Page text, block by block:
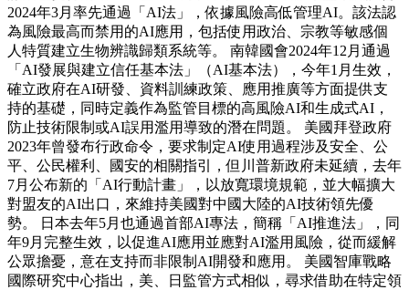
2024年3月率先通過「AI法」，依據風險高低管理AI。該法認
為風險最高而禁用的AI應用，包括使用政治、宗教等敏感個
人特質建立生物辨識歸類系統等。 南韓國會2024年12月通過
「AI發展與建立信任基本法」（AI基本法），今年1月生效，
確立政府在AI研發、資料訓練政策、應用推廣等方面提供支
持的基礎，同時定義作為監管目標的高風險AI和生成式AI，
防止技術限制或AI誤用濫用導致的潛在問題。 美國拜登政府
2023年曾發布行政命令，要求制定AI使用過程涉及安全、公
平、公民權利、國安的相關指引，但川普新政府未延續，去年
7月公布新的「AI行動計畫」，以放寬環境規範，並大幅擴大
對盟友的AI出口，來維持美國對中國大陸的AI技術領先優
勢。 日本去年5月也通過首部AI專法，簡稱「AI推進法」，同
年9月完整生效，以促進AI應用並應對AI濫用風險，從而緩解
公眾擔憂，意在支持而非限制AI開發和應用。 美國智庫戰略
國際研究中心指出，美、日監管方式相似，尋求借助在特定領